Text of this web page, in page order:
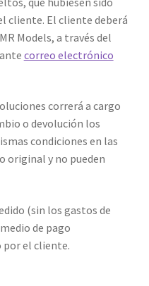
cliente. El cliente deberá
Models, a través del
correo electrónico
correrá a cargo
o devolución los
condiciones en las
original y no pueden
(sin los gastos de
de pago
por el cliente.